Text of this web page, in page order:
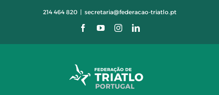
214 464 820 | secretaria@federacao-triatlo.pt
FacebookYouTubeInstagramLinkedIn